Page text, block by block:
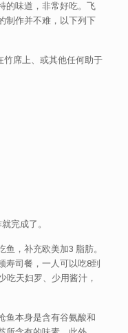
的味道，非常好吃。飞
制作并不难，以下列下
竹席上、或其他任何助于
完成了。
，补充欧美加3 脂肪。
寿司餐，一人可以吃8到
吃天妇罗、少用酱汁，
鱼本身是含有谷氨酸和